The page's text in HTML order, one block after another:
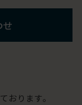
おります。